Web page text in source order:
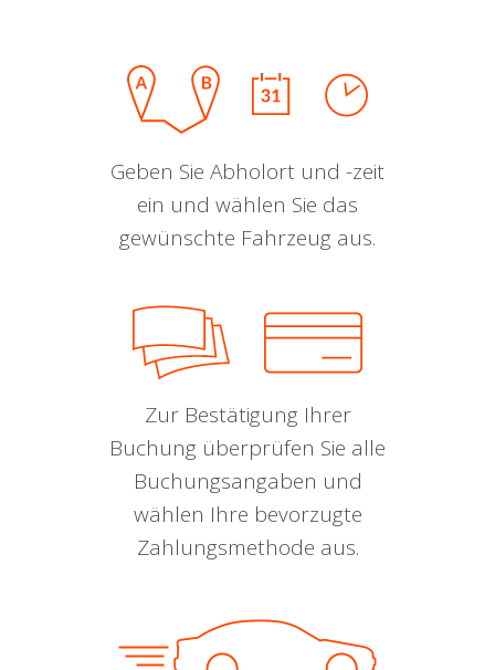
Geben Sie Abholort und -zeit
ein und wählen Sie das
gewünschte Fahrzeug aus.
Zur Bestätigung Ihrer
Buchung überprüfen Sie alle
Buchungsangaben und
wählen Ihre bevorzugte
Zahlungsmethode aus.